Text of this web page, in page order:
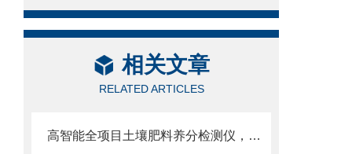
相关文章
RELATED ARTICLES
高智能全项目土壤肥料养分检测仪，云唐一站式采购，连续多年0投诉